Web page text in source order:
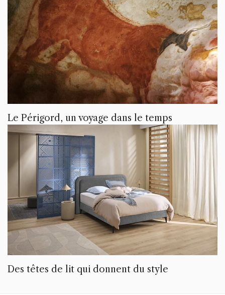
Le Périgord, un voyage dans le temps
Des têtes de lit qui donnent du style